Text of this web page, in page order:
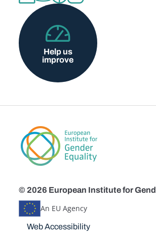
Help us
improve
© 2026 European Institute for
An EU Agency
Disclaimers
Web Accessibility